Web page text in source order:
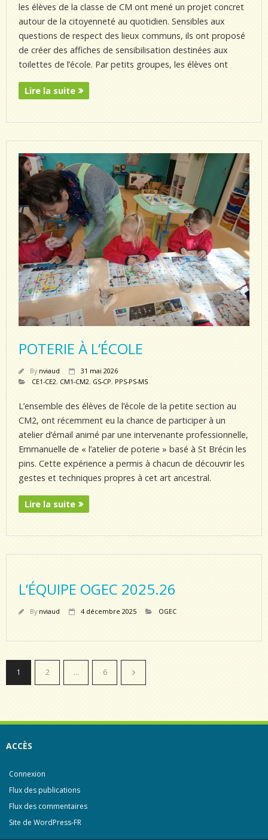
les élèves de la classe de CM ont mené un projet concret
autour de la citoyenneté au quotidien. Sensibles aux
questions de respect des lieux communs, ils ont proposé
de créer des affiches de sensibilisation destinées aux
toilettes de l’école. Par petits groupes, les élèves ont
Lire la suite
POTERIE À L’ÉCOLE
By nviaud
31 mai 2026
CE1-CE2, CM1-CM2, GS-CP, PPS-PS-MS
L’ensemble des élèves de l’école de la petite section au
CM2, ont récemment eu la chance de participer à un
atelier d’émail animé par une intervenante professionnelle,
Emmanuelle de « l’atelier de poterie » basé à St Brécin les
pins. Cette expérience a permis à chacun de découvrir les
gestes et techniques propres à cet art ancestral.
Lire la suite
L’ÉQUIPE OGEC 2025.26
By nviaud 4 décembre 2025 OGEC
1 2 … 6
ACCÈS
Connexion
Flux des publications
Flux des commentaires
Site de WordPress-FR